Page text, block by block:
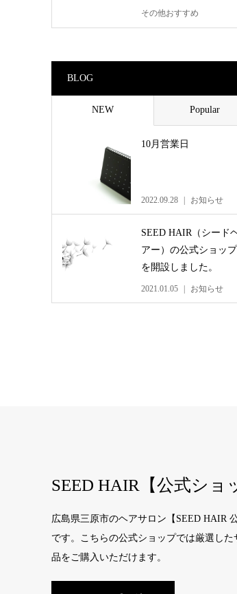
その他おすすめ
BLOG
NEW Popular
10月営業日
2022.09.28 お知らせ
SEED HAIR（シード
アー）の公式ショップ
を開設しました。
2021.01.05 お知らせ
SEED HAIR【公式ショ
広島県三原市のヘアサロン【SEED HAIR
です。こちらの公式ショップでは厳選した
品をご購入いただけます。